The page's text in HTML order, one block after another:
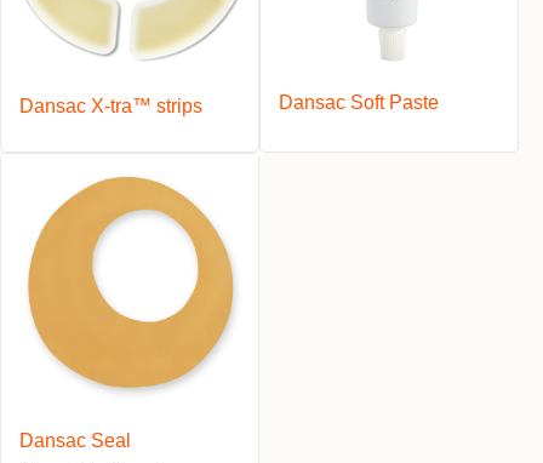
Dansac X-tra™ strips Dansac Soft Paste
Dansac Seal